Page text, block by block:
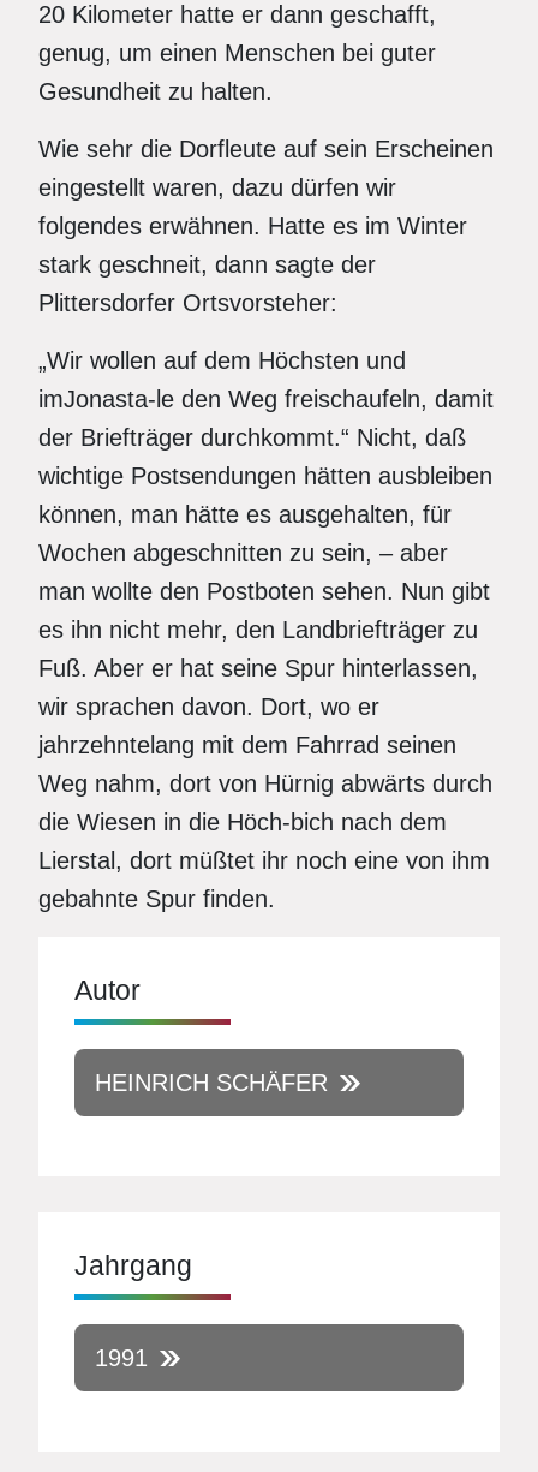
20 Kilometer hatte er dann geschafft,
genug, um einen Menschen bei guter
Gesundheit zu halten.
Wie sehr die Dorfleute auf sein Erscheinen
eingestellt waren, dazu dürfen wir
folgendes erwähnen. Hatte es im Winter
stark geschneit, dann sagte der
Plittersdorfer Ortsvorsteher:
„Wir wollen auf dem Höchsten und
imJonasta-le den Weg freischaufeln, damit
der Briefträger durchkommt.“ Nicht, daß
wichtige Postsendungen hätten ausbleiben
können, man hätte es ausgehalten, für
Wochen abgeschnitten zu sein, – aber
man wollte den Postboten sehen. Nun gibt
es ihn nicht mehr, den Landbriefträger zu
Fuß. Aber er hat seine Spur hinterlassen,
wir sprachen davon. Dort, wo er
jahrzehntelang mit dem Fahrrad seinen
Weg nahm, dort von Hürnig abwärts durch
die Wiesen in die Höch-bich nach dem
Lierstal, dort müßtet ihr noch eine von ihm
gebahnte Spur finden.
Autor
HEINRICH SCHÄFER
Jahrgang
1991